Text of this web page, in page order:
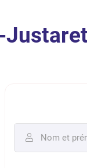
 Nom et